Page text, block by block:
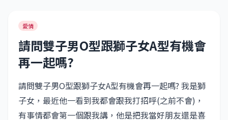
愛情
請問雙子男O型跟獅子女A型有機會
再一起嗎?
請問雙子男O型跟獅子女A型有機會再一起嗎? 我是獅
子女，最近他一看到我都會跟我打招呼(之前不會)，
有事情都會第一個跟我講，他是把我當好朋友還是喜